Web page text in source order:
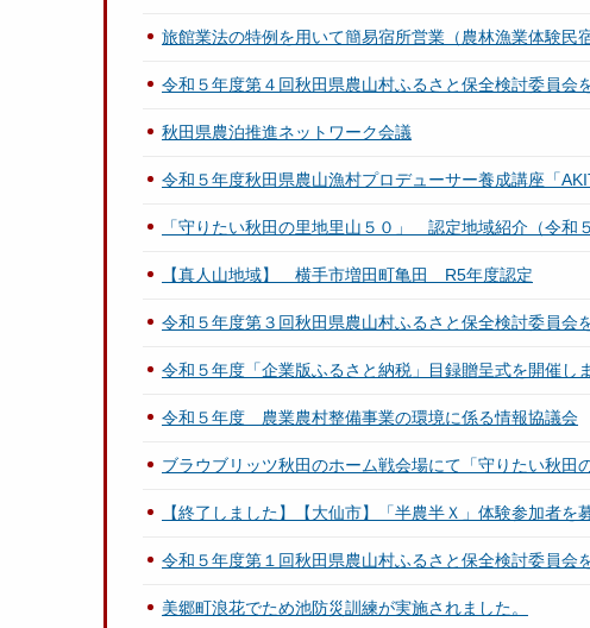
旅館業法の特例を用いて簡易宿所営業（農林漁業体験
令和５年度第４回秋田県農山村ふるさと保全検討委員会
秋田県農泊推進ネットワーク会議
令和５年度秋田県農山漁村プロデューサー養成講座「
「守りたい秋田の里地里山５０」 認定地域紹介（令和
【真人山地域】 横手市増田町亀田 R5年度認定
令和５年度第３回秋田県農山村ふるさと保全検討委員会
令和５年度「企業版ふるさと納税」目録贈呈式を開催し
令和５年度 農業農村整備事業の環境に係る情報協議会
ブラウブリッツ秋田のホーム戦会場にて「守りたい秋田
【終了しました】【大仙市】「半農半Ｘ」体験参加者を
令和５年度第１回秋田県農山村ふるさと保全検討委員会
美郷町浪花でため池防災訓練が実施されました。